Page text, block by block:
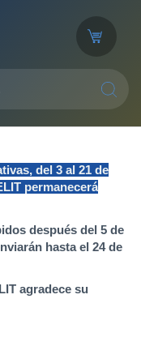
del 3 al 21 de
permanecerá
después del 5 de
hasta el 24 de
agradece su